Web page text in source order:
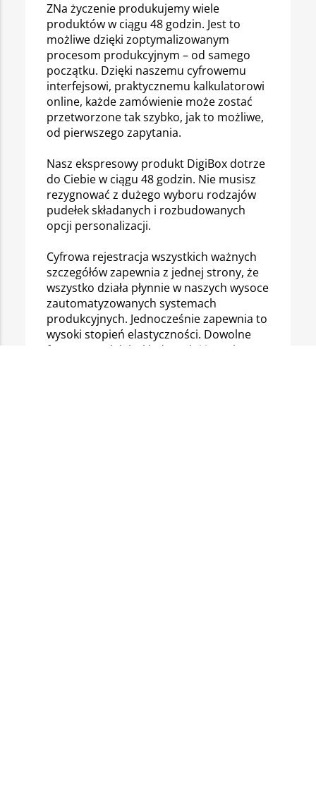
ZNa życzenie produkujemy wiele
produktów w ciągu 48 godzin. Jest to
możliwe dzięki zoptymalizowanym
procesom produkcyjnym – od samego
początku. Dzięki naszemu cyfrowemu
interfejsowi, praktycznemu kalkulatorowi
online, każde zamówienie może zostać
przetworzone tak szybko, jak to możliwe,
od pierwszego zapytania.
Nasz ekspresowy produkt DigiBox dotrze
do Ciebie w ciągu 48 godzin. Nie musisz
rezygnować z dużego wyboru rodzajów
pudełek składanych i rozbudowanych
opcji personalizacji.
Cyfrowa rejestracja wszystkich ważnych
szczegółów zapewnia z jednej strony, że
wszystko działa płynnie w naszych wysoce
zautomatyzowanych systemach
produkcyjnych. Jednocześnie zapewnia to
wysoki stopień elastyczności. Dowolne
formaty pudełek składanych i innych